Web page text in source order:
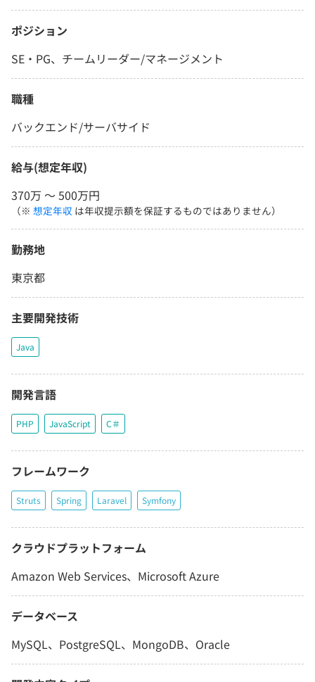
ポジション
SE・PG、チームリーダー/マネージメント
職種
バックエンド/サーバサイド
給与(想定年収)
370万 〜 500万円
（※ 想定年収 は年収提示額を保証するものではありません）
勤務地
東京都
主要開発技術
Java
開発言語
PHP JavaScript C＃
フレームワーク
Struts Spring Laravel Symfony
クラウドプラットフォーム
Amazon Web Services、Microsoft Azure
データベース
MySQL、PostgreSQL、MongoDB、Oracle